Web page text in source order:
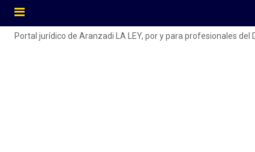
Portal jurídico de Aranzadi LA LEY, por y para profesionales del